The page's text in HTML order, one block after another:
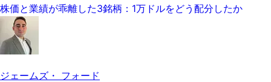
株価と業績が乖離した3銘柄：1万ドルをどう配分したか
ジェームズ・ フォード